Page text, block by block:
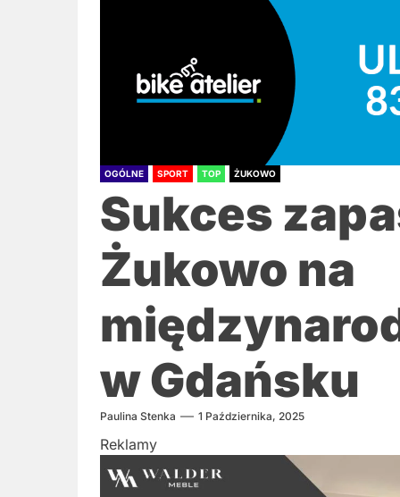
OGÓLNE SPORT TOP ŻUKOWO
Sukces
Żukowo na
w Gdańsku
Paulina Stenka 1 Października, 2025
Reklamy